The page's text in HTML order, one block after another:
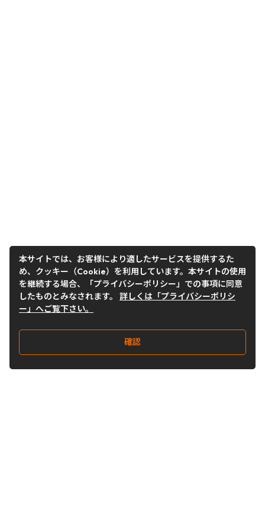
本サイトでは、お客様により適したサービスを提供するた
め、クッキー（Cookie）を利用しています。本サイトの使用
を継続する場合、「プライバシーポリシー」での事項に同意
したものとみなされます。 詳しくは「プライバシーポリシ
ー」へご覧下さい。
確認